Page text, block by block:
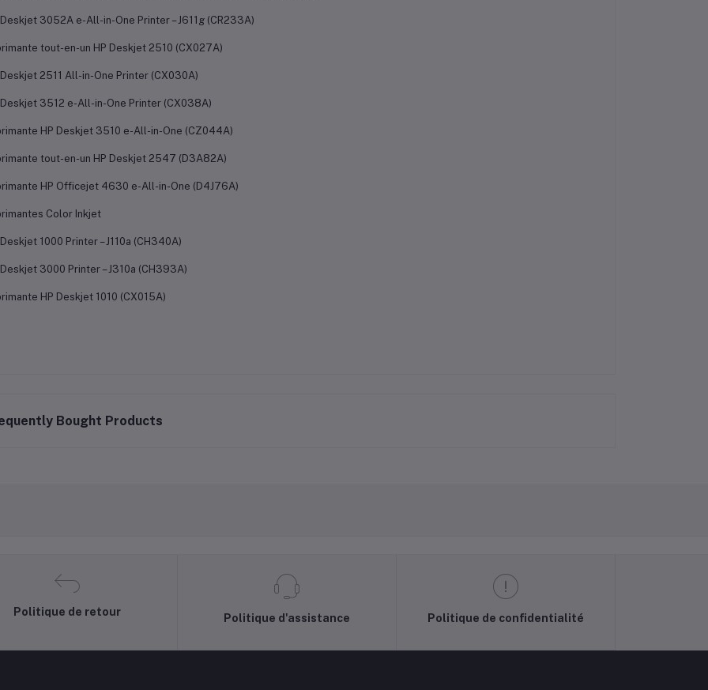
Deskjet 3052A e-All-in-One Printer – J611g (CR233A)
tout-en-un HP Deskjet 2510 (CX027A)
Deskjet 2511 All-in-One Printer (CX030A)
Deskjet 3512 e-All-in-One Printer (CX038A)
HP Deskjet 3510 e-All-in-One (CZ044A)
tout-en-un HP Deskjet 2547 (D3A82A)
HP Officejet 4630 e-All-in-One (D4J76A)
Color Inkjet
Deskjet 1000 Printer – J110a (CH340A)
Deskjet 3000 Printer – J310a (CH393A)
HP Deskjet 1010 (CX015A)
Bought Products
Politique de retour
Politique d'assistance Politique de confidentialité